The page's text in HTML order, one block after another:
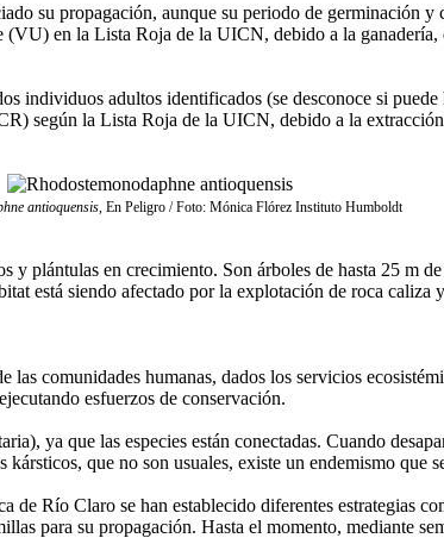
su propagación, aunque su periodo de germinación
en la Lista Roja de la UICN, debido a la
individuos adultos identificados (se desconoce si
según la Lista Roja de la UICN, debido a la
antioquensis, En Peligro / Foto: Mónica Flórez Instituto Humboldt
plántulas en crecimiento. Son árboles de hasta 25 m
está siendo afectado por la explotación de roca caliza
comunidades humanas, dados los servicios
esfuerzos de conservación.
ya que las especies están conectadas. Cuando
que no son usuales, existe un endemismo que
de Río Claro se han establecido diferentes estrategias
para su propagación. Hasta el momento, mediante